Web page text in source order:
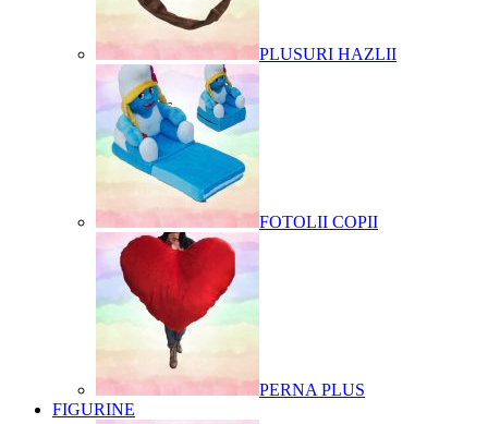
PLUSURI HAZLII
FOTOLII COPII
PERNA PLUS
FIGURINE